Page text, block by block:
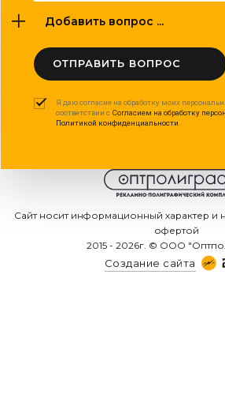
Добавить вопрос ...
ОТПРАВИТЬ ВОПРОС
Я даю согласие на обработку моих
соответствии с Согласием на обработку
Политикой конфиденциальности
Сайт носит информационный характер и
офертой
2015 - 2026г. © ООО
Создание сайта